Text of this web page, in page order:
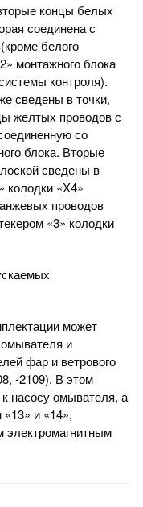
концы белых
соединена с
белого
монтажного блока
контроля).
сведены в точки,
желтых проводов с
со
блока. Вторые
сведены в
колодки «Х4»
проводов
«3» колодки
может
и
фар и ветрового
-2109). В этом
насосу омывателя, а
и «14»,
электромагнитным